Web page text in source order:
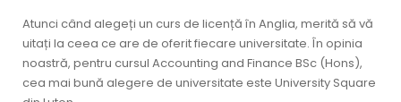
Atunci când alegeți un curs de licență în Anglia, merită să vă
uitați la ceea ce are de oferit fiecare universitate. În opinia
noastră, pentru cursul Accounting and Finance BSc (Hons),
cea mai bună alegere de universitate este University Square